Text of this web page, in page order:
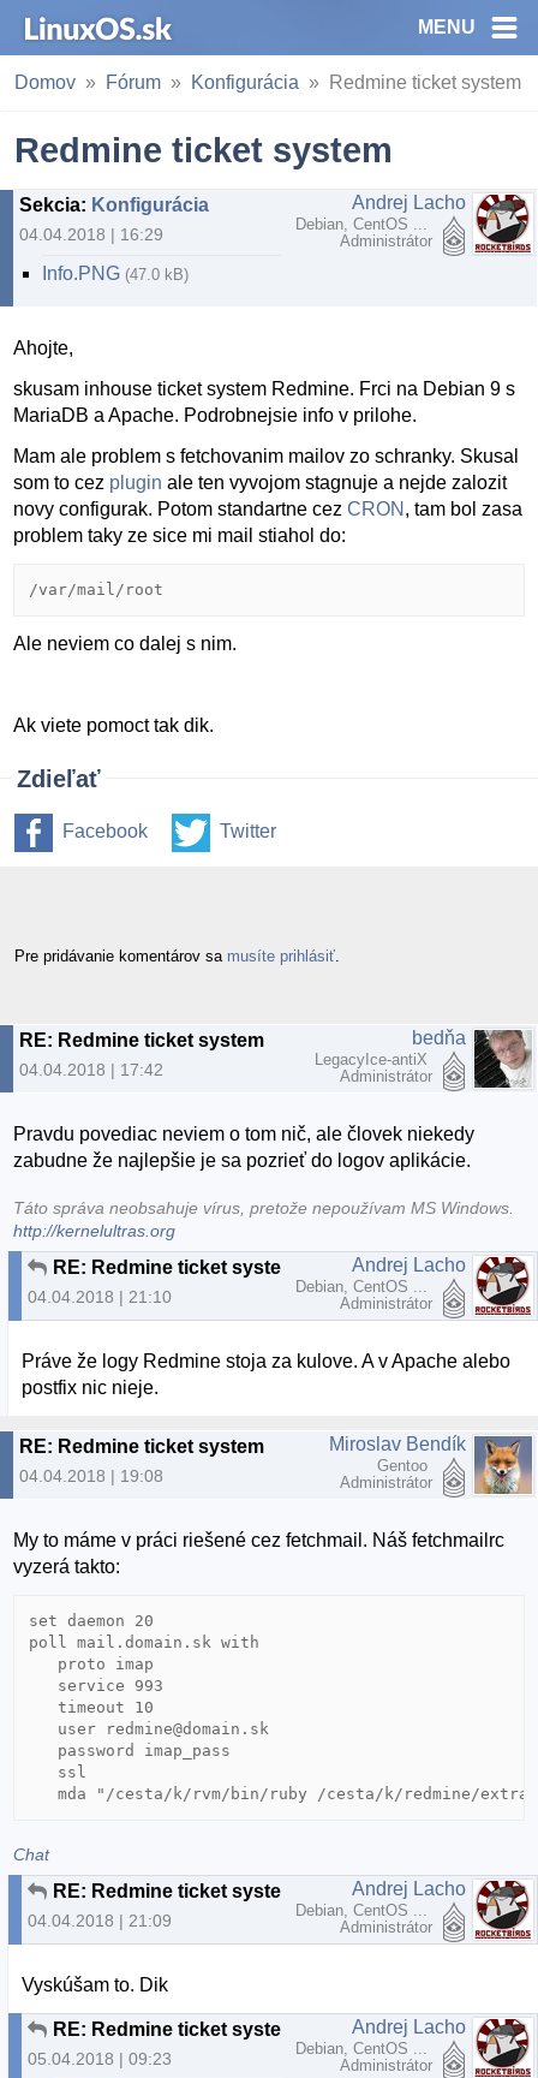
MENU
Domov Fórum Konfigurácia Redmine ticket system
Redmine ticket system
Sekcia: Konfigurácia
04.04.2018 | 16:29
Andrej Lacho
Debian, CentOS ...
Administrátor
Info.PNG (47.0 kB)
Ahojte,
skusam inhouse ticket system Redmine. Frci na Debian 9 s
MariaDB a Apache. Podrobnejsie info v prilohe.
Mam ale problem s fetchovanim mailov zo schranky. Skusal
som to cez plugin ale ten vyvojom stagnuje a nejde zalozit
novy configurak. Potom standartne cezCRON , tam bol zasa
problem taky ze sice mi mail stiahol do:
/var/mail/root
Ale neviem co dalej s nim.
Ak viete pomoct tak dik.
Zdieľať
Facebook Twitter
Pre pridávanie komentárov sa musíte prihlásiť
RE: Redmine ticket system
04.04.2018 | 17:42
bedňa
LegacyIce-antiX
Administrátor
Pravdu povediac neviem o tom nič, ale človek niekedy
zabudne že najlepšie je sa pozrieť do logov aplikácie.
Táto správa neobsahuje vírus, pretože nepoužívam MS Windows.
http://kernelultras.org
RE: Redmine ticket system
04.04.2018 | 21:10
Andrej Lacho
Debian, CentOS ...
Administrátor
Práve že logy Redmine stoja za kulove. A v Apache alebo
postfix nic nieje.
RE: Redmine ticket system
04.04.2018 | 19:08
Miroslav Bendík
Gentoo
Administrátor
My to máme v práci riešené cez fetchmail. Náš fetchmailrc
vyzerá takto:
set daemon 20
poll mail.domain.sk with
   proto imap
   service 993
   timeout 10
   user redmine@domain.sk
   password imap_pass
   ssl
mda "/cesta/k/rvm/bin/ruby /cesta/k/redmine/
Chat
RE: Redmine ticket system
04.04.2018 | 21:09
Andrej Lacho
Debian, CentOS ...
Administrátor
Vyskúšam to. Dik
RE: Redmine ticket system
05.04.2018 | 09:23
Andrej Lacho
Debian, CentOS ...
Administrátor